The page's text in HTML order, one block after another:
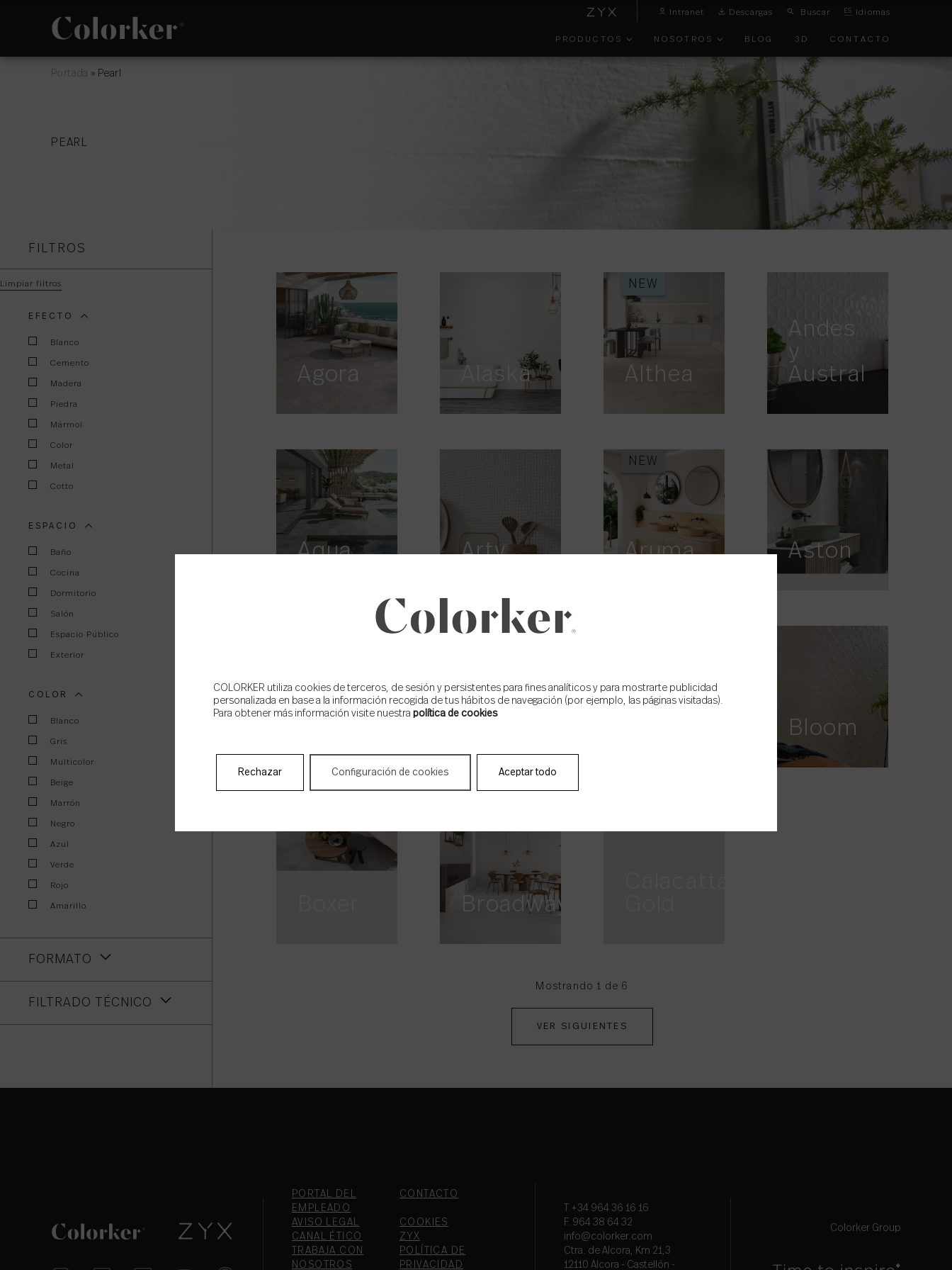
Intranet Descargas Buscar ES Idiomas
PRODUCTOS NOSOTROS
VANGUARDIA
BLOG 3D CONTACTO
Portada » Pearl
PEARL
FILTROS
Limpiar filtros
EFECTO
Blanco
Cemento
Madera
Piedra
Mármol
Color
Metal
Cotto
ESPACIO
Baño
Cocina
Dormitorio
Salón
Espacio Público
Exterior
COLOR
Blanco
Gris
Multicolor
Beige
Marrón
Negro
Azul
Verde
Rojo
Amarillo
FORMATO
FILTRADO TÉCNICO
Agora Alaska Althea
NEW
Andes
y
Austral
Aqua Arty Aruma
NEW
Aston
Bella
Bloom
Broadway
Mostrando 1 de 6
VER SIGUIENTES
PORTAL DEL
EMPLEADO
CONTACTO
AVISO LEGAL
COOKIES
CANAL ÉTICO
ZYX
TRABAJA CON
NOSOTROS
POLÍTICA DE
PRIVACIDAD
T.+34 964 36 16 16
F. 964 38 64 32
info@colorker.com
Ctra. de Alcora, Km 21,3
12110 Alcora - Castellón -
Colorker Group
COLORKER utiliza cookies de terceros, de sesión y persistentes para fines analíticos y para mostrarte publicidad
personalizada en base a la información recogida de tus hábitos de navegación (por ejemplo, las páginas visitadas).
Para obtener más información visite nuestra política de cookies
Aceptar todo
Rechazar Configuración de cookies